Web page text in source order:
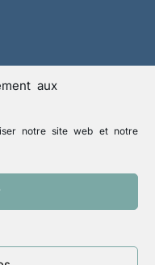
aux
notre site web et notre